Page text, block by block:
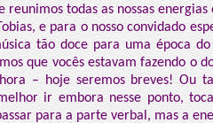
reunimos todas as nossas
e para o nosso convidado
tão doce para uma época
que vocês estavam fazendo o
– hoje seremos breves! Ou
ir embora nesse ponto,
para a parte verbal, mas a